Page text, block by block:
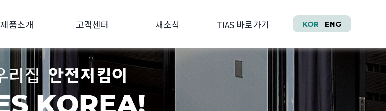
제품소개 고객센터 새소식 TIAS 바로가기 KOR ENG